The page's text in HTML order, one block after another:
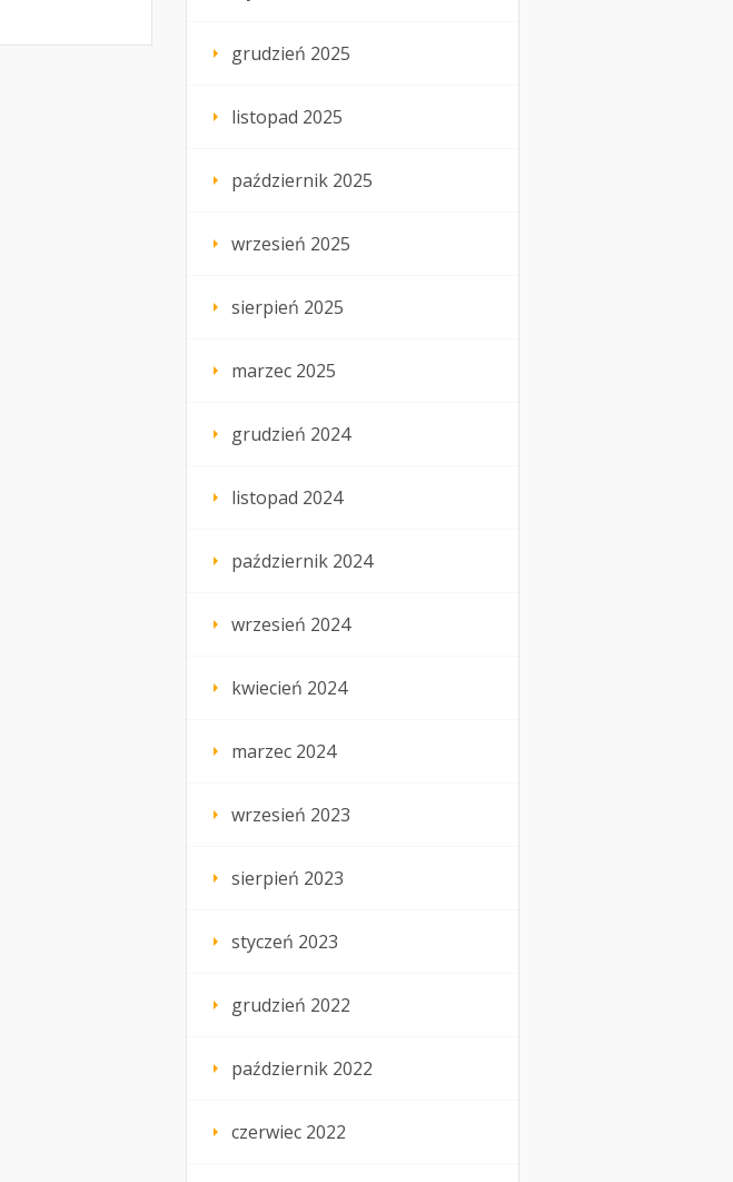
grudzień 2025
listopad 2025
październik 2025
wrzesień 2025
sierpień 2025
marzec 2025
grudzień 2024
listopad 2024
październik 2024
wrzesień 2024
kwiecień 2024
marzec 2024
wrzesień 2023
sierpień 2023
styczeń 2023
grudzień 2022
październik 2022
czerwiec 2022